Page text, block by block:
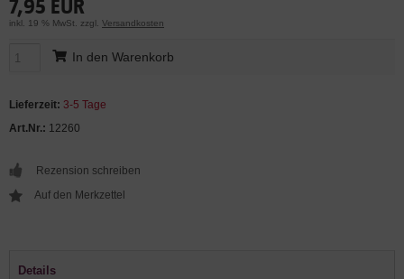
7,95 EUR
inkl. 19 % MwSt. zzgl. Versandkosten
In den Warenkorb
Lieferzeit: 3-5 Tage
Art.Nr.: 12260
Rezension schreiben
Details